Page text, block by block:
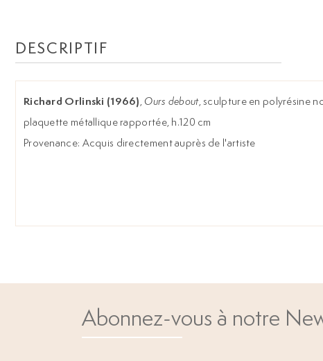
DESCRIPTIF
Richard Orlinski (1966), Ours debout, sculpture en polyrésine
plaquette métallique rapportée, h.120 cm
Provenance: Acquis directement auprès de l'artiste
Abonnez-vous à notre